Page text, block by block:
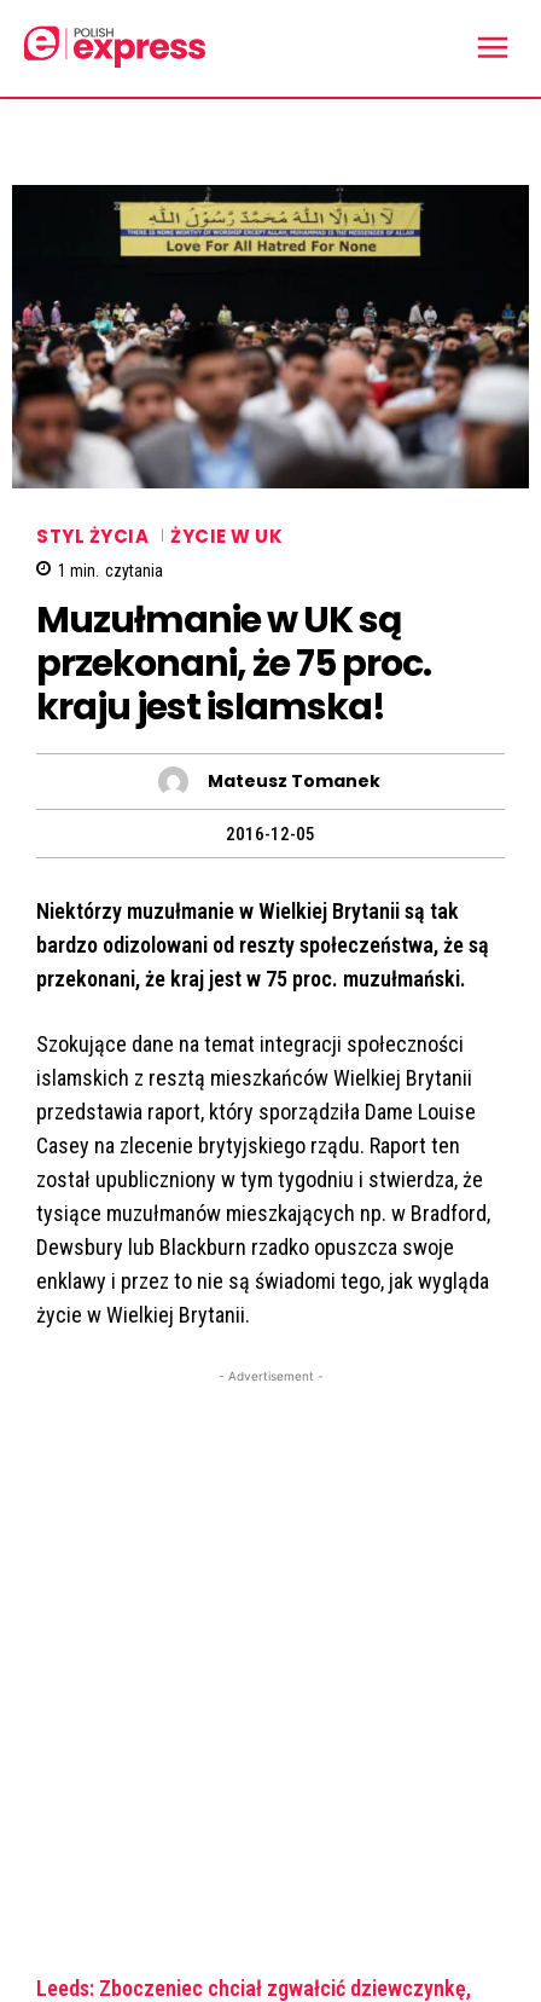
STYL ŻYCIA ŻYCIE W UK
1 min. czytania
Muzułmanie w UK są
przekonani, że 75 proc.
kraju jest islamska!
Mateusz Tomanek
2016-12-05
Niektórzy muzułmanie w Wielkiej Brytanii są tak
bardzo odizolowani od reszty społeczeństwa, że są
przekonani, że kraj jest w 75 proc. muzułmański.
Szokujące dane na temat integracji społeczności
islamskich z resztą mieszkańców Wielkiej Brytanii
przedstawia raport, który sporządziła Dame Louise
Casey na zlecenie brytyjskiego rządu. Raport ten
został upubliczniony w tym tygodniu i stwierdza, że
tysiące muzułmanów mieszkających np. w Bradford,
Dewsbury lub Blackburn rzadko opuszcza swoje
enklawy i przez to nie są świadomi tego, jak wygląda
życie w Wielkiej Brytanii.
- Advertisement -
Leeds: Zboczeniec chciał zgwałcić dziewczynkę,